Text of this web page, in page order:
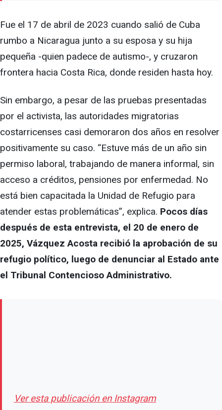
Fue el 17 de abril de 2023 cuando salió de Cuba
rumbo a Nicaragua junto a su esposa y su hija
pequeña -quien padece de autismo-, y cruzaron
frontera hacia Costa Rica, donde residen hasta hoy.
Sin embargo, a pesar de las pruebas presentadas
por el activista, las autoridades migratorias
costarricenses casi demoraron dos años en resolver
positivamente su caso. “Estuve más de un año sin
permiso laboral, trabajando de manera informal, sin
acceso a créditos, pensiones por enfermedad. No
está bien capacitada la Unidad de Refugio para
atender estas problemáticas”, explica. Pocos días
después de esta entrevista, el 20 de enero de
2025, Vázquez Acosta recibió la aprobación de su
refugio político, luego de denunciar al Estado ante
el Tribunal Contencioso Administrativo.
Ver esta publicación en Instagram